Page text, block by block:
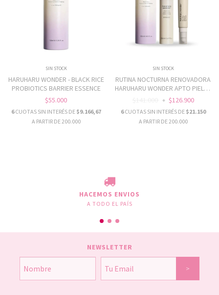
SIN STOCK
HARUHARU WONDER - BLACK RICE
PROBIOTICS BARRIER ESSENCE
$55.000
6CUOTAS SIN INTERÉS DE $9.166,67
SIN STOCK
RUTINA NOCTURNA RENOVADORA
HARUHARU WONDER APTO PIELES
SENSIBLES
$141.000 $126.900
6CUOTAS SIN INTERÉS DE $21.150
HACEMOS ENVIOS
A TODO EL PAÍS
NEWSLETTER